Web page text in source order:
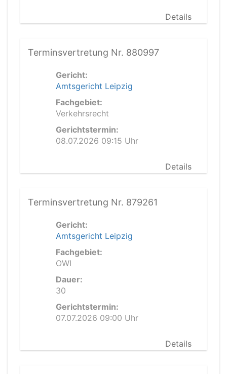
Details
Terminsvertretung Nr. 880997
Gericht:
Amtsgericht Leipzig
Fachgebiet:
Verkehrsrecht
Gerichtstermin:
08.07.2026 09:15 Uhr
Details
Terminsvertretung Nr. 879261
Gericht:
Amtsgericht Leipzig
Fachgebiet:
OWI
Dauer:
30
Gerichtstermin:
07.07.2026 09:00 Uhr
Details